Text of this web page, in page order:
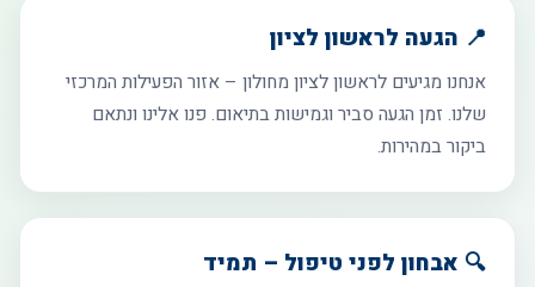
📍 הגעה לראשון לציון
אנחנו מגיעים לראשון לציון מחולון – אזור הפעילות המרכזי
שלנו. זמן הגעה סביר וגמישות בתיאום. פנו אלינו ונתאם
ביקור במהירות.
🔍 אבחון לפני טיפול – תמיד